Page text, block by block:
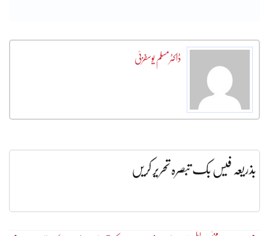
ڈاکٹرمسلم یوسفزئی
بذریعہ فیس بک تبصرہ تحریر کریں